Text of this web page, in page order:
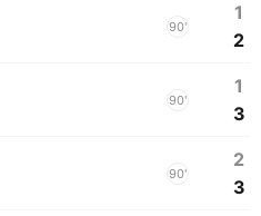
90'
1
2
90'
1
3
90'
2
3